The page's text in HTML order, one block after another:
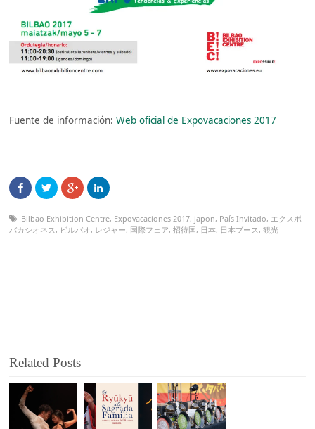
Fuente de información:Web oficial de Expovacaciones 2017
Bilbao Exhibition Centre, Expovacaciones 2017, japon, País Invitado, エクスポ
バカシオネス, ビルバオ, レジャー, 国際フェア,招待国, 日本, 日本ブース,観光
Related Posts